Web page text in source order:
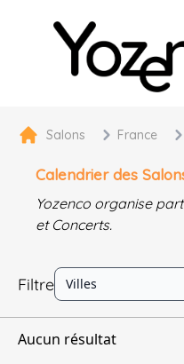
Yozenco -
Salons France
Calendrier des
Yozenco organise
et Concerts.
Filtre
Aucun résultat